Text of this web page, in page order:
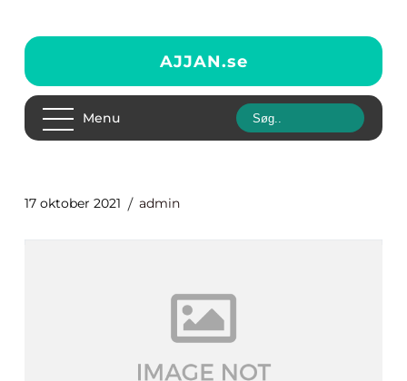
AJJAN.se
Menu
17 oktober 2021 admin